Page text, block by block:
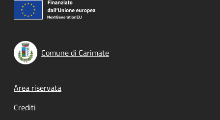
Comune di Carimate
Footer menu
Area riservata
Crediti